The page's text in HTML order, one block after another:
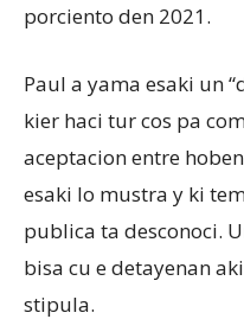
porciento den 2021.
Paul a yama esaki un
kier haci tur cos pa
aceptacion entre
esaki lo mustra y ki
publica ta desconoci.
bisa cu e detayenan
stipula.